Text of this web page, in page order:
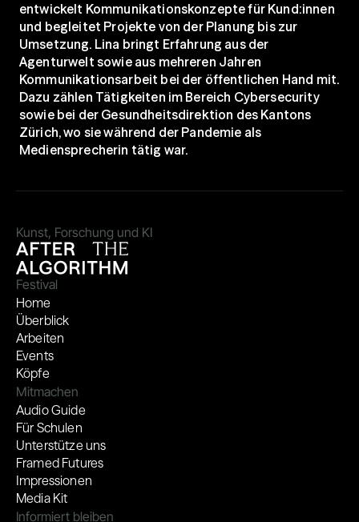
entwickelt Kommunikationskonzepte für Kund:innen
und begleitet Projekte von der Planung bis zur
Umsetzung. Lina bringt Erfahrung aus der
Agenturwelt sowie aus mehreren Jahren
Kommunikationsarbeit bei der öffentlichen Hand mit.
Dazu zählen Tätigkeiten im Bereich Cybersecurity
sowie bei der Gesundheitsdirektion des Kantons
Zürich, wo sie während der Pandemie als
Mediensprecherin tätig war.
Kunst, Forschung und KI
Festival
Home
Überblick
Arbeiten
Events
Köpfe
Mitmachen
Audio Guide
Für Schulen
Unterstütze uns
Framed Futures
Impressionen
Media Kit
Informiert bleiben